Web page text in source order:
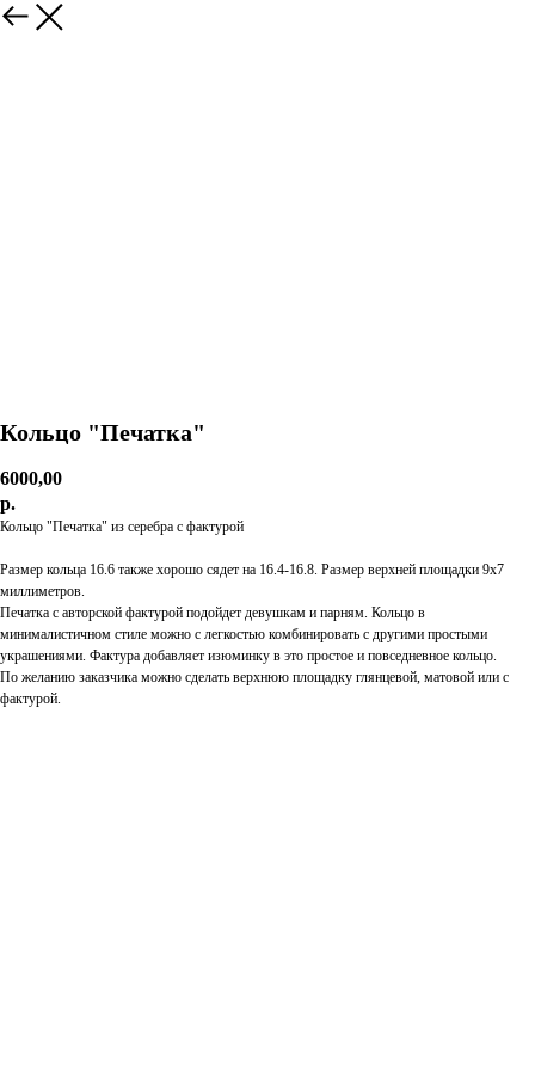
Кольцо "Печатка"
6000,00
р.
Кольцо "Печатка" из серебра с фактурой
Размер кольца 16.6 также хорошо сядет на 16.4-16.8. Размер верхней площадки 9х7
миллиметров.
Печатка с авторской фактурой подойдет девушкам и парням. Кольцо в
минималистичном стиле можно с легкостью комбинировать с другими простыми
украшениями. Фактура добавляет изюминку в это простое и повседневное кольцо.
По желанию заказчика можно сделать верхнюю площадку глянцевой, матовой или с
фактурой.